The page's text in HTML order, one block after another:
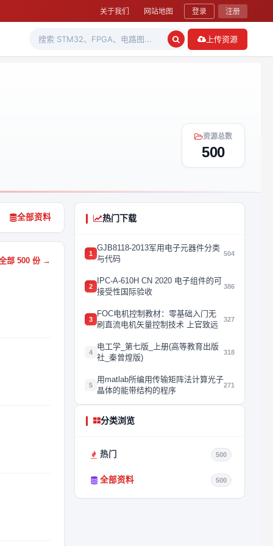
关于我们 网站地图 登录 注册
上传资源
资源总数
500
全部资料
部 500 份 →
热门下载
1
GJB8118-2013军用电子元器件分类
与代码
504
2
IPC-A-610H CN 2020 电子组件的可
接受性国际验收
386
3
FOC电机控制教材：零基础入门无
刷直流电机矢量控制技术 上官致远
327
4
电工学_第七版_上册(高等教育出版
社_秦曾煌版)
318
5
用matlab所编用传输矩阵法计算光子
晶体的能带结构的程序
271
分类浏览
热门 500
全部资料 500